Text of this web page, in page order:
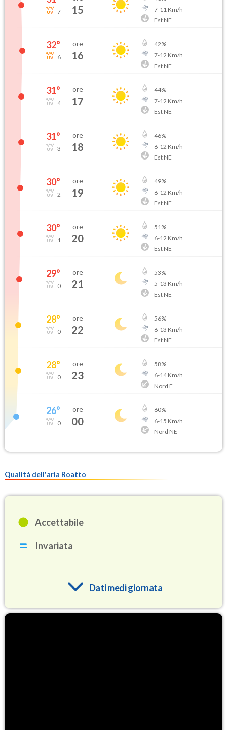
7 15
7-11 Km/h
Est NE
32°
6
ore
16
42%
7-12 Km/h
Est NE
31°
4
ore
17
44%
7-12 Km/h
Est NE
31°
3
ore
18
46%
6-12 Km/h
Est NE
30°
2
ore
19
49%
6-12 Km/h
Est NE
30°
1
ore
20
51%
6-12 Km/h
Est NE
29°
0
ore
21
53%
5-13 Km/h
Est NE
28°
0
ore
22
56%
6-13 Km/h
Est NE
28°
0
ore
23
58%
6-14Km/h
Nord E
26°
0
ore
00
60%
6-15 Km/h
Nord NE
Qualità dell'aria Roatto
Accettabile
Invariata
Dati medi giornata